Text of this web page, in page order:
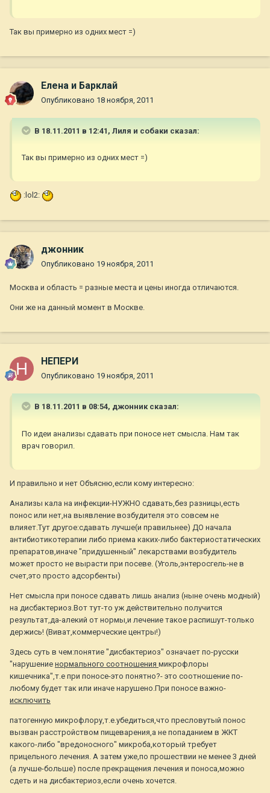
Так вы примерно из одних мест =)
Елена и Барклай
Опубликовано 18 ноября, 2011
В 18.11.2011 в 12:41, Лиля и собаки сказал:
Так вы примерно из одних мест =)
:lol2:
джонник
Опубликовано 19 ноября, 2011
Москва и область = разные места и цены иногда отличаются.
Они же на данный момент в Москве.
НЕПЕРИ
Опубликовано 19 ноября, 2011
В 18.11.2011 в 08:54, джонник сказал:
По идеи анализы сдавать при поносе нет смысла. Нам так
врач говорил.
И правильно и нет Объясню,если кому интересно:
Анализы кала на инфекции-НУЖНО сдавать,без разницы,есть
понос или нет,на выявление возбудителя это совсем не
влияет.Тут другое:сдавать лучше(и правильнее) ДО начала
антибиотикотерапии либо приема каких-либо бактериостатических
препаратов,иначе "придушенный" лекарствами возбудитель
может просто не вырасти при посеве. (Уголь,энтеросгель-не в
счет,это просто адсорбенты)
Нет смысла при поносе сдавать лишь анализ (ныне очень модный)
на дисбактериоз.Вот тут-то уж действительно получится
результат,да-алекий от нормы,и лечение такое распишут-только
держись! (Виват,коммерческие центры!)
Здесь суть в чем:понятие "дисбактериоз" означает по-русски
"нарушение нормального соотношения микрофлоры
кишечника",т.е при поносе-это понятно?- это соотношение по-
любому будет так или иначе нарушено.При поносе важно-
исключить
патогенную микрофлору,т.е.убедиться,что пресловутый понос
вызван расстройством пищеварения,а не попаданием в ЖКТ
какого-либо "вредоносного" микроба,который требует
прицельного лечения. А затем уже,по прошествии не менее 3 дней
(а лучше-больше) после прекращения лечения и поноса,можно
сдеть и на дисбактериоз,если очень хочется.